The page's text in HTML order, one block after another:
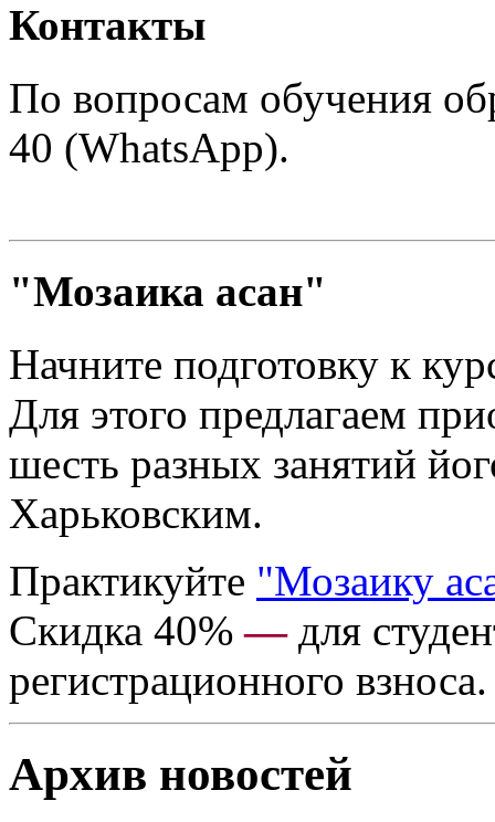
Контакты
По вопросам обучения
40 (WhatsApp).
"Мозаика асан"
Начните подготовку к
Для этого предлагаем
шесть разных занятий
Харьковским.
Практикуйте "Мозаику
Скидка 40%—для
регистрационного взноса.
Архив новостей